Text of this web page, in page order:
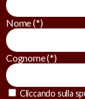
Nome (*)
Cognome (*)
Cliccando sulla